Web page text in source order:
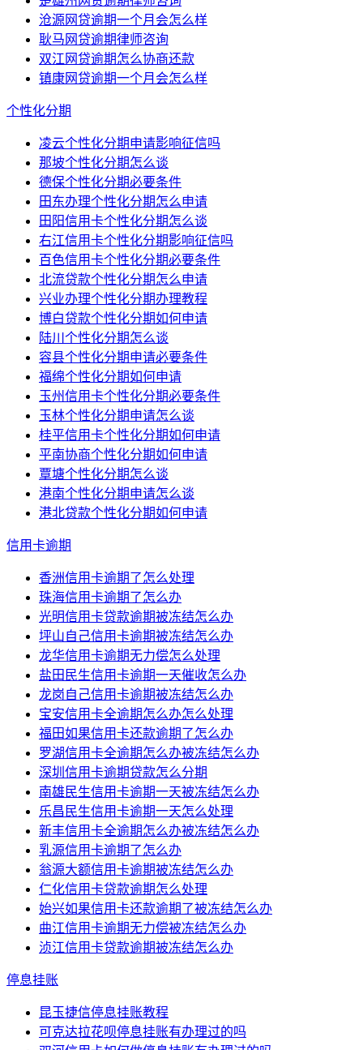
沧源网贷逾期一个月会怎么样
耿马网贷逾期律师咨询
双江网贷逾期怎么协商还款
镇康网贷逾期一个月会怎么样
个性化分期
凌云个性化分期申请影响征信吗
那坡个性化分期怎么谈
德保个性化分期必要条件
田东办理个性化分期怎么申请
田阳信用卡个性化分期怎么谈
右江信用卡个性化分期影响征信吗
百色信用卡个性化分期必要条件
北流贷款个性化分期怎么申请
兴业办理个性化分期办理教程
博白贷款个性化分期如何申请
陆川个性化分期怎么谈
容县个性化分期申请必要条件
福绵个性化分期如何申请
玉州信用卡个性化分期必要条件
玉林个性化分期申请怎么谈
桂平信用卡个性化分期如何申请
平南协商个性化分期如何申请
覃塘个性化分期怎么谈
港南个性化分期申请怎么谈
港北贷款个性化分期如何申请
信用卡逾期
香洲信用卡逾期了怎么处理
珠海信用卡逾期了怎么办
光明信用卡贷款逾期被冻结怎么办
坪山自己信用卡逾期被冻结怎么办
龙华信用卡逾期无力偿怎么处理
盐田民生信用卡逾期一天催收怎么办
龙岗自己信用卡逾期被冻结怎么办
宝安信用卡全逾期怎么办怎么处理
福田如果信用卡还款逾期了怎么办
罗湖信用卡全逾期怎么办被冻结怎么办
深圳信用卡逾期贷款怎么分期
南雄民生信用卡逾期一天被冻结怎么办
乐昌民生信用卡逾期一天怎么处理
新丰信用卡全逾期怎么办被冻结怎么办
乳源信用卡逾期了怎么办
翁源大额信用卡逾期被冻结怎么办
仁化信用卡贷款逾期怎么处理
始兴如果信用卡还款逾期了被冻结怎么办
曲江信用卡逾期无力偿被冻结怎么办
浈江信用卡贷款逾期被冻结怎么办
停息挂账
昆玉捷信停息挂账教程
可克达拉花呗停息挂账有办理过的吗